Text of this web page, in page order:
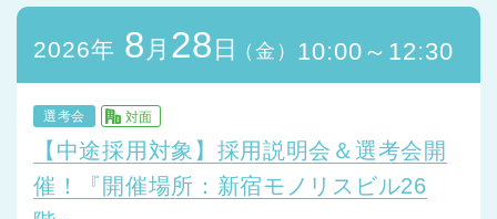
2026年 8 月 28 日 （金） 10:00～12:30
選考会 対面
【中途採用対象】採用説明会＆選考会開
催！『開催場所：新宿モノリスビル26